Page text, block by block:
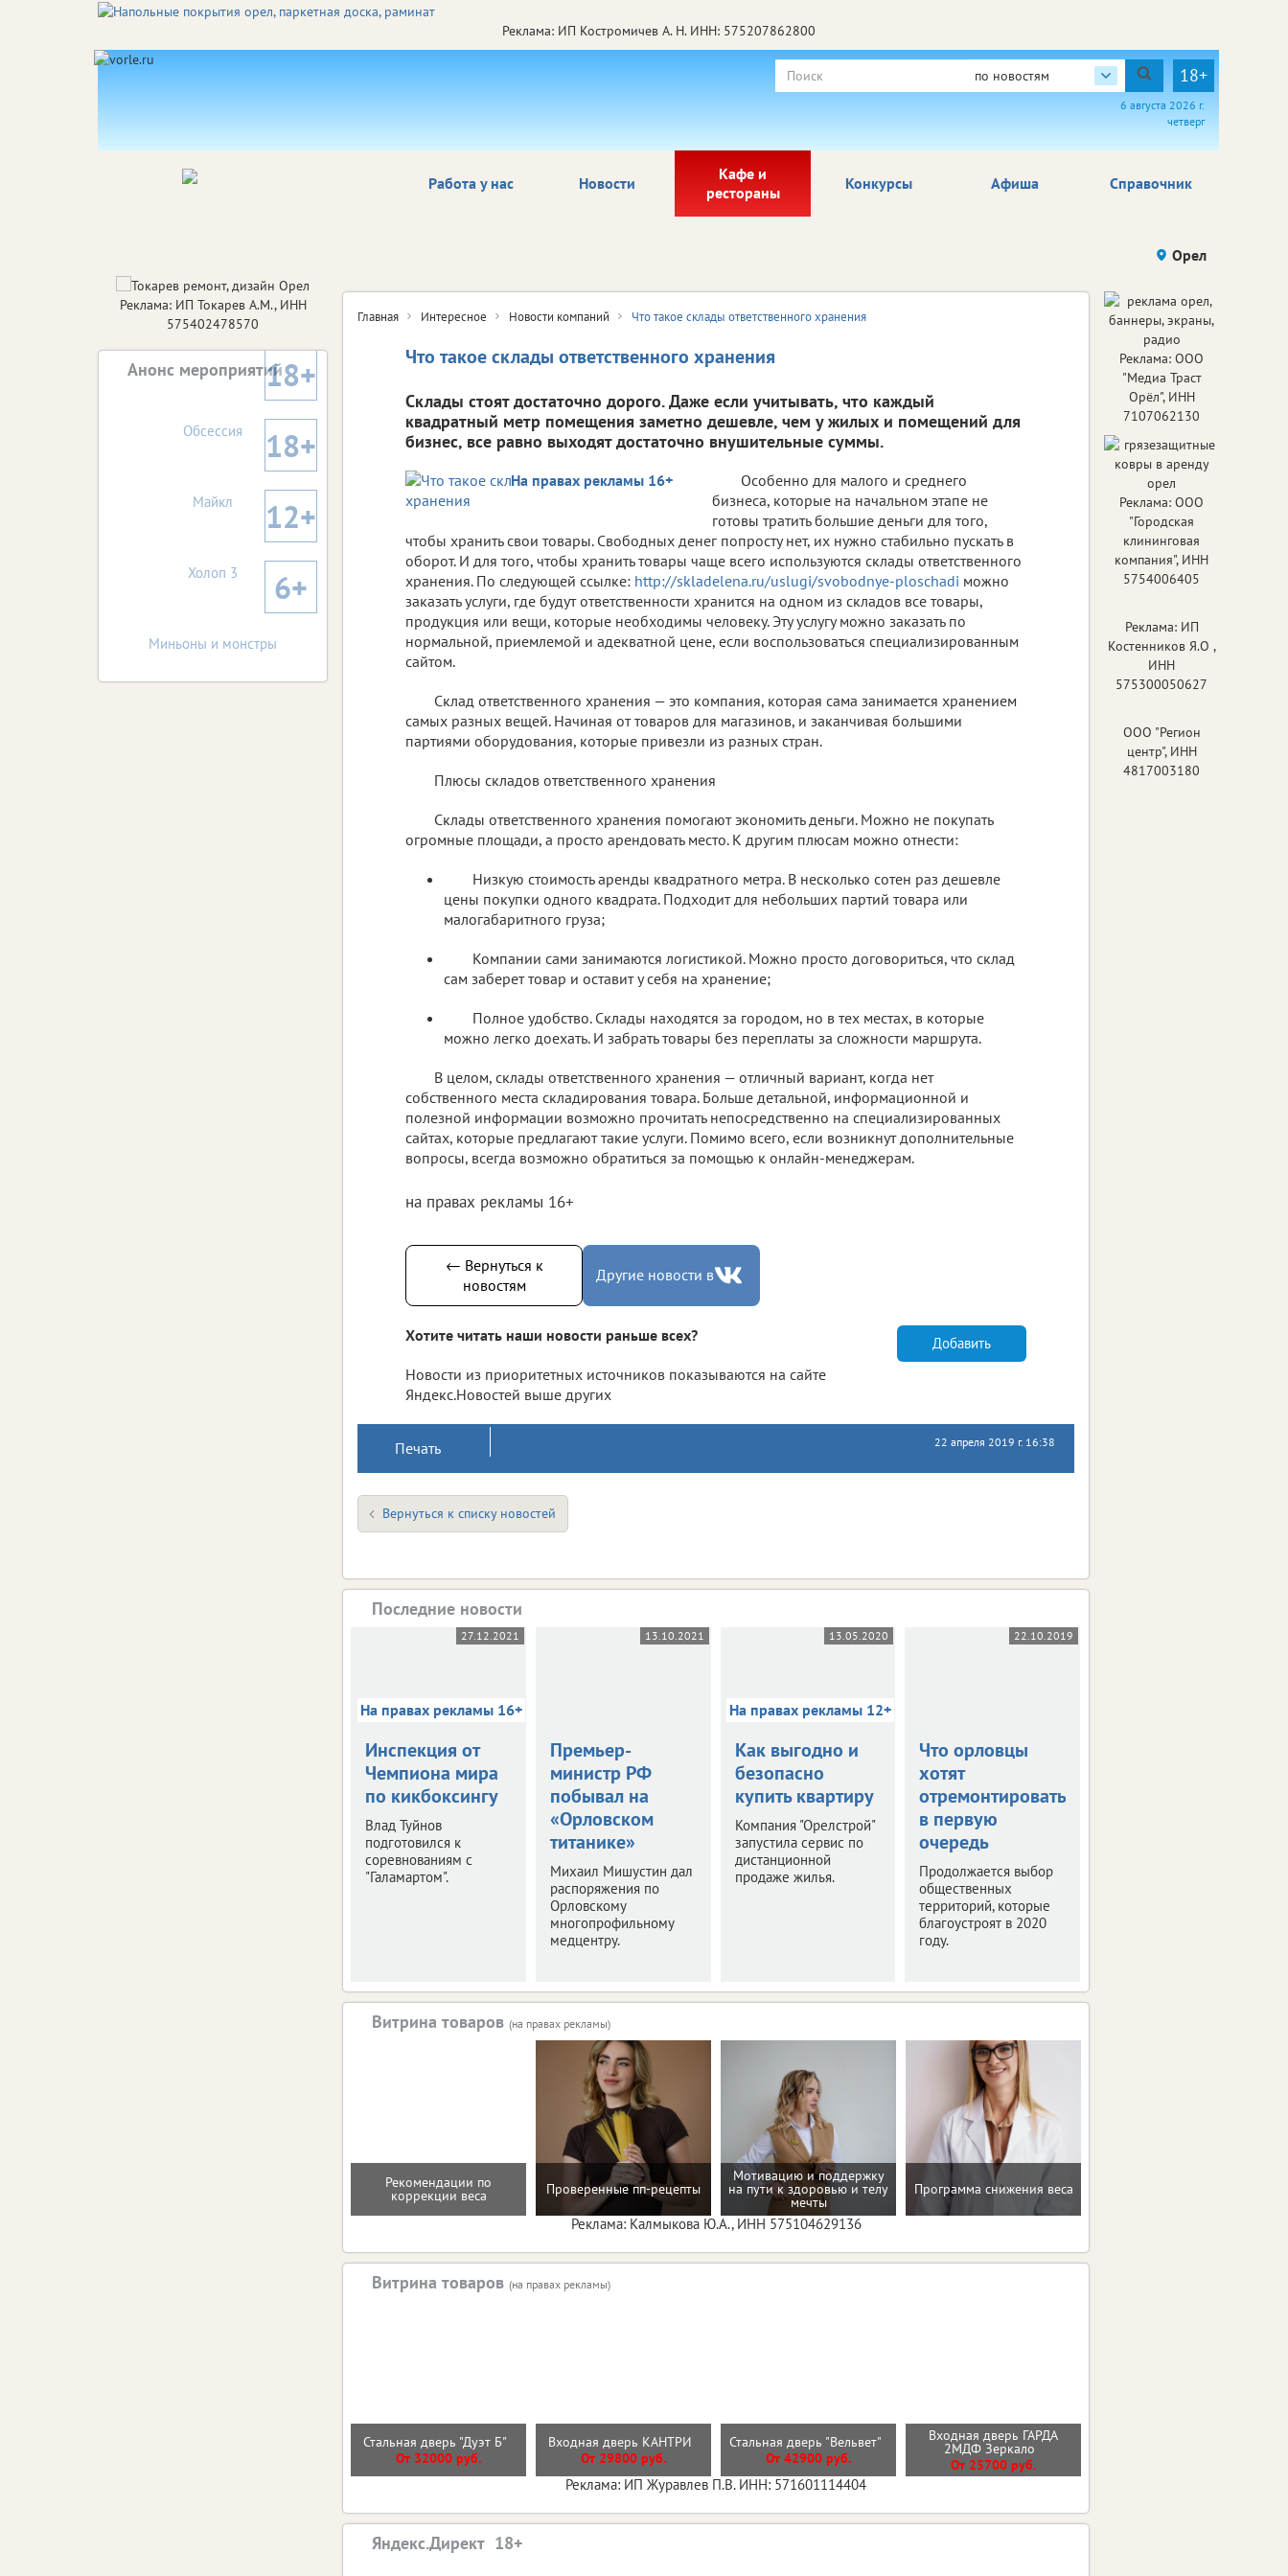
Реклама: ИП Костромичев А. Н. ИНН: 575207862800
по новостям 18+
6 августа 2026 г.
четверг
Работа у нас Новости
Кафе и
рестораны
Афиша Справочник
Конкурсы
Орел
Главная Интересное Новости компаний Что такое склады ответственного хранения
Что такое склады ответственного хранения
Склады стоят достаточно дорого. Даже если учитывать, что каждый
квадратный метр помещения заметно дешевле, чем у жилых и помещений для
бизнес, все равно выходят достаточно внушительные суммы.
На правах рекламы 16+
Особенно для малого и среднего
бизнеса, которые на начальном этапе не
готовы тратить большие деньги для того,
чтобы хранить свои товары. Свободных денег попросту нет, их нужно стабильно пускать в
оборот. И для того, чтобы хранить товары чаще всего используются склады ответственного
хранения. По следующей ссылке: http://skladelena.ru/uslugi/svobodnye-ploschadi можно
заказать услуги, где будут ответственности хранится на одном из складов все товары,
продукция или вещи, которые необходимы человеку. Эту услугу можно заказать по
нормальной, приемлемой и адекватной цене, если воспользоваться специализированным
сайтом.
Склад ответственного хранения — это компания, которая сама занимается хранением
самых разных вещей. Начиная от товаров для магазинов, и заканчивая большими
партиями оборудования, которые привезли из разных стран.
Плюсы складов ответственного хранения
Склады ответственного хранения помогают экономить деньги. Можно не покупать
огромные площади, а просто арендовать место. К другим плюсам можно отнести:
Низкую стоимость аренды квадратного метра. В несколько сотен раз дешевле
цены покупки одного квадрата. Подходит для небольших партий товара или
малогабаритного груза;
Компании сами занимаются логистикой. Можно просто договориться, что склад
сам заберет товар и оставит у себя на хранение;
Полное удобство. Склады находятся за городом, но в тех местах, в которые
можно легко доехать. И забрать товары без переплаты за сложности маршрута.
В целом, склады ответственного хранения — отличный вариант, когда нет
собственного места складирования товара. Больше детальной, информационной и
полезной информации возможно прочитать непосредственно на специализированных
сайтах, которые предлагают такие услуги. Помимо всего, если возникнут дополнительные
вопросы, всегда возможно обратиться за помощью к онлайн-менеджерам.
на правах рекламы 16+
← Вернуться к
новостям
Другие новости в
Хотите читать наши новости раньше всех?
Новости из приоритетных источников показываются на сайте
Яндекс.Новостей выше других
Добавить
Печать 22 апреля 2019 г. 16:38
Вернуться к списку новостей
Последние новости
27.12.2021
На правах рекламы 16+
Инспекция от
Чемпиона мира
по кикбоксингу
Влад Туйнов
подготовился к
соревнованиям с
"Галамартом".
13.10.2021
Премьер-
министр РФ
побывал на
«Орловском
титанике»
Михаил Мишустин дал
распоряжения по
Орловскому
многопрофильному
медцентру.
13.05.2020
На правах рекламы 12+
Как выгодно и
безопасно
купить квартиру
Компания "Орелстрой"
запустила сервис по
дистанционной
продаже жилья.
22.10.2019
Что орловцы
хотят
отремонтировать
в первую
очередь
Продолжается выбор
общественных
территорий, которые
благоустроят в 2020
году.
Витрина товаров (на правах рекламы)
Рекомендации по
коррекции веса Проверенные пп-рецепты
Мотивацию и поддержку
на пути к здоровью и телу
мечты
Программа снижения веса
Реклама: Калмыкова Ю.А., ИНН 575104629136
Витрина товаров (на правах рекламы)
Стальная дверь "Дуэт Б"
От 32000 руб.
Входная дверь КАНТРИ
От 29800 руб.
Стальная дверь "Вельвет"
От 42900 руб.
Входная дверь ГАРДА
2МДФ Зеркало
От 25700 руб.
Реклама: ИП Журавлев П.В. ИНН: 571601114404
Яндекс.Директ
Реклама: ИП Токарев А.М., ИНН
575402478570
Анонс мероприятий18+
Обсессия 18+
Майкл 12+
Холоп 3 6+
Миньоны и монстры
Реклама: ООО
"Медиа Траст
Орёл", ИНН
7107062130
Реклама: ООО
"Городская
клининговая
компания", ИНН
5754006405
Реклама: ИП
Костенников Я.О ,
ИНН
575300050627
ООО "Регион
центр", ИНН
4817003180